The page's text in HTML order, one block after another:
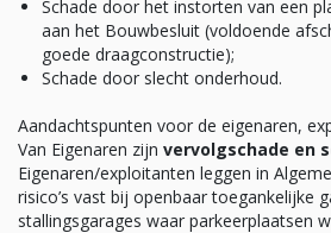
Schade door het instorten van een
aan het Bouwbesluit (voldoende
goede draagconstructie);
Schade door slecht onderhoud.
Aandachtspunten voor de eigenaren,
Van Eigenaren zijn vervolgschade en
Eigenaren/exploitanten leggen in
risico’s vast bij openbaar toegankelijke
stallingsgarages waar parkeerplaatsen